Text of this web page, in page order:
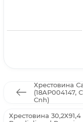
Хрестовина
(18AP004147,
Cnh)
Хрестовина 30,2Х91,4